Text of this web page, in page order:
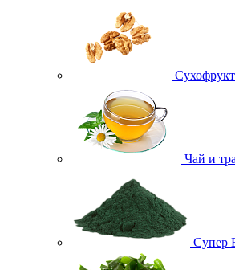
Чай и
Супер